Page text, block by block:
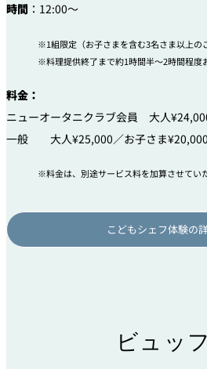
時間 ：12:00～
1組限定（お子さまを含む3名さま以上の
料理提供終了まで約1時間半～2時間程度
料金：
ニューオータニクラブ会員 大人
一般 大人¥25,000／お子さま¥20,000
料金は、別途サービス料を加算させてい
こどもシェフ体験の
ビュッ